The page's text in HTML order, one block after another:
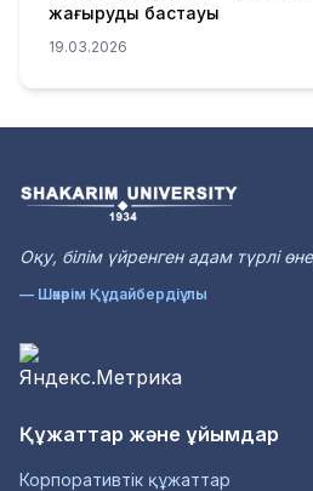
жаңғырудың бастауы
19.03.2026
Оқу, білім үйренген адам түрлі
— Шәкәрім Құдайбердіұлы
Құжаттар және ұйымдар
Корпоративтік құжаттар